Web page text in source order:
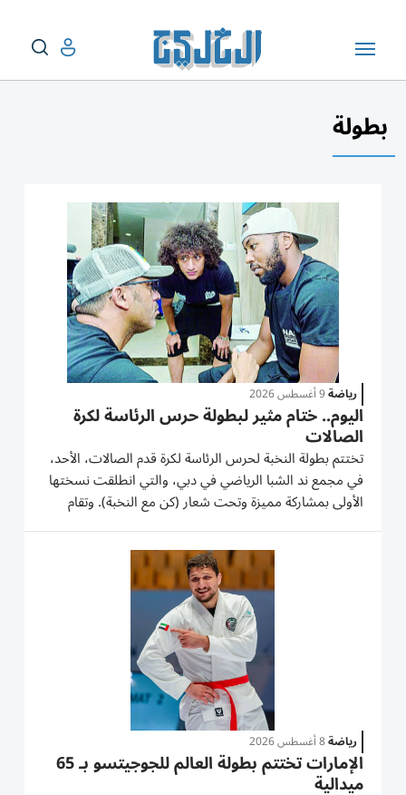
بطولة
رياضة9 أغسطس 2026
اليوم.. ختام مثير لبطولة حرس الرئاسة لكرة
الصالات
تختتم بطولة النخبة لحرس الرئاسة لكرة قدم الصالات، الأحد،
في مجمع ند الشبا الرياضي في دبي، والتي انطلقت نسختها
الأولى بمشاركة مميزة وتحت شعار (كن مع النخبة). وتقام
المباراة النهائية بحضور عدد كبير من المسؤولين والضيوف،
ويسبق نهائي الصراع على لقب بطولة النخبة، مباراة...
رياضة8 أغسطس 2026
الإمارات تختتم بطولة العالم للجوجيتسو بـ 65
ميدالية